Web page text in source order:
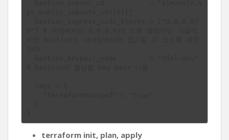
terraform init, plan, apply